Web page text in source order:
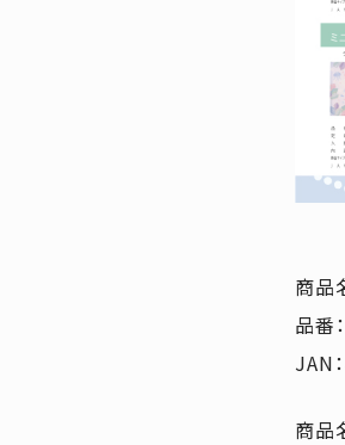
商品
品番
JAN
商品